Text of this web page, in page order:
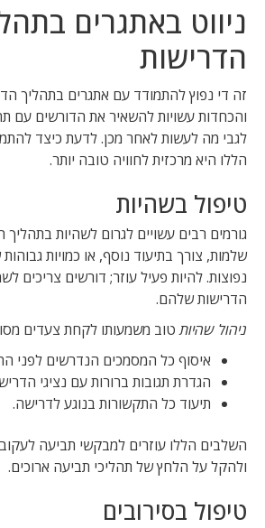
ניווט באתגרים
הדרישות
זה די נפוץ להתמודד עם אתגרים בתהליך
והכחדות עשויות להשאיר את הדורשים עם
לגבי מה לעשות לאחר מכן. לדעת כיצד
הללו היא מרכזית לחוויה טובה יותר.
טיפול בשהיות
גורמים רבים עשויים לגרום לשהיות
שלמות, צורך בתיעוד נוסף, או כמויות
נפוצות. להיות פעיל עוזר; דורשים צריכים
הדרישות שלהם.
ניהול שהיותטוב משמעותו לקחת צעדים
איסוף כל המסמכים הנדרשים לפני
הגדרת תגובות ברורות עם נציגי
תיעוד כל התקשורות בנוגע לדרישה.
השלבים הללו עוזרים למבקשי תביעה
ולהקל על הלחץ של תהליכי תביעה ארוכים.
טיפול בסירובים